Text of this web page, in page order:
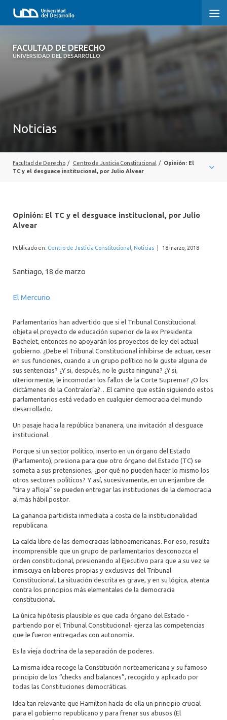
FACULTAD DE DERECHO
UNIVERSIDAD DEL DESARROLLO
FACULTAD DE DERECHO
SOBRE LA FACULTAD
PROFESORES
INTERNACIONAL
Noticias
Facultad de Derecho / Centro de Justicia Constitucional / Opinión: El
TC y el desguace institucional, por Julio Alvear
Opinión: El TC y el desguace institucional, por Julio
Alvear
Publicado en: Centro de Justicia Constitucional Noticias 18 marzo, 2018
Santiago, 18 de marzo
El Mercurio
Parlamentarios han advertido que si el Tribunal Constitucional
objeta el proyecto de educación superior de la ex Presidenta
Bachelet, entonces no apoyarán los proyectos de ley del actual
gobierno. ¿Debe el Tribunal Constitucional inhibirse de actuar, cesar
en sus funciones, cuando a un grupo político no le guste alguna de
sus sentencias? ¿Y si, después, no le gusta ninguna? ¿Y si,
ulteriormente, le incomodan los fallos de la Corte Suprema? ¿O los
dictámenes de la Contraloría?…El camino que están siguiendo estos
parlamentarios está vedado en cualquier democracia del mundo
desarrollado.
Un pasaje hacia la república bananera, una invitación al desguace
institucional.
Porque si un sector político, inserto en un órgano del Estado
(Parlamento), presiona para que otro órgano del Estado (TC) se
someta a sus pretensiones, ¿por qué no pueden hacer lo mismo los
otros sectores políticos? Y así, sucesivamente, en un enjambre de
“tira y afloja” se pueden entregar las instituciones de la democracia
al más hábil postor.
La ganancia partidista inmediata a costa de la institucionalidad
republicana.
La caída libre de las democracias latinoamericanas. Por eso, resulta
incomprensible que un grupo de parlamentarios desconozca el
orden constitucional, presionando al Ejecutivo para que a su vez se
inmiscuya en labores propias y exclusivas del Tribunal
Constitucional. La situación descrita es grave, y en su lógica, atenta
contra los principios más elementales de la democracia
constitucional.
La única hipótesis plausible es que cada órgano del Estado -
partiendo por el Tribunal Constitucional- ejerza las competencias
que le fueron entregadas con autonomía.
Es la vieja doctrina de la separación de poderes.
La misma idea recoge la Constitución norteamericana y su famoso
principio de los “checks and balances”, recogido y aplicado por
todas las Constituciones democráticas.
Idea tan relevante que Hamilton hacía de ella un principio crucial
para el gobierno republicano y para frenar sus abusos (El